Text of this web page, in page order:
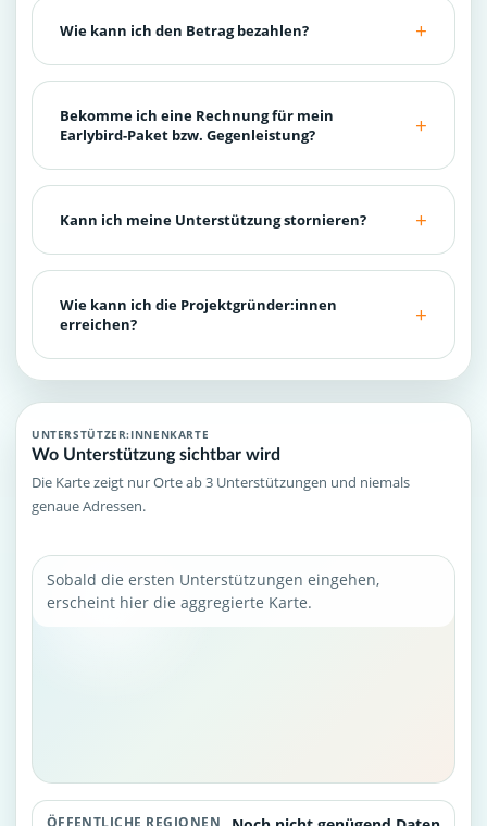
Wie kann ich den Betrag bezahlen?
Bekomme ich eine Rechnung für mein
Earlybird-Paket bzw. Gegenleistung?
Kann ich meine Unterstützung stornieren?
Wie kann ich die Projektgründer:innen
erreichen?
UNTERSTÜTZER:INNENKARTE
Wo Unterstützung sichtbar wird
Die Karte zeigt nur Orte ab 3 Unterstützungen und niemals
genaue Adressen.
Sobald die ersten Unterstützungen eingehen,
erscheint hier die aggregierte Karte.
ÖFFENTLICHE REGIONEN